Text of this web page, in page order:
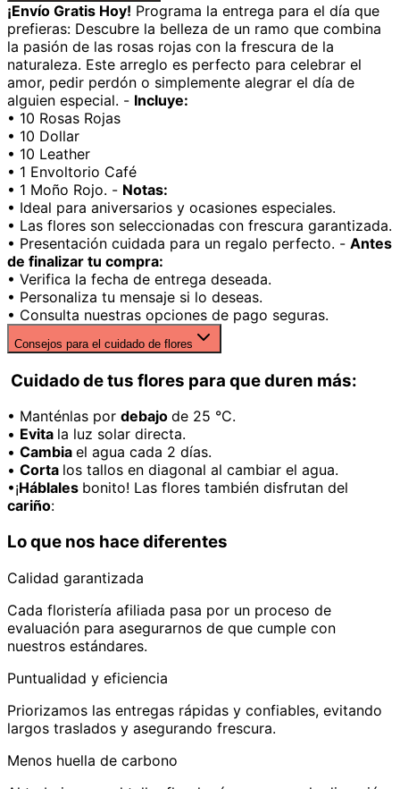
¡Envío Gratis Hoy! Programa la entrega para el día que
prefieras: Descubre la belleza de un ramo que combina
la pasión de las rosas rojas con la frescura de la
naturaleza. Este arreglo es perfecto para celebrar el
amor, pedir perdón o simplemente alegrar el día de
alguien especial. - Incluye:
• 10 Rosas Rojas
• 10 Dollar
• 10 Leather
• 1 Envoltorio Café
• 1 Moño Rojo. - Notas:
• Ideal para aniversarios y ocasiones especiales.
• Las flores son seleccionadas con frescura garantizada.
• Presentación cuidada para un regalo perfecto. - Antes
de finalizar tu compra:
• Verifica la fecha de entrega deseada.
• Personaliza tu mensaje si lo deseas.
• Consulta nuestras opciones de pago seguras.
Consejos para el cuidado de flores
Cuidado de tus flores para que duren más:
• Manténlas por debajo de 25 °C.
• Evita la luz solar directa.
• Cambia el agua cada 2 días.
• Corta los tallos en diagonal al cambiar el agua.
•¡Háblales bonito! Las flores también disfrutan del
cariño:
Lo que nos hace diferentes
Calidad garantizada
Cada floristería afiliada pasa por un proceso de
evaluación para asegurarnos de que cumple con
nuestros estándares.
Puntualidad y eficiencia
Priorizamos las entregas rápidas y confiables, evitando
largos traslados y asegurando frescura.
Menos huella de carbono